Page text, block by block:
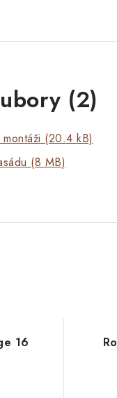
(2)
(20.4 kB)
(8 MB)
16